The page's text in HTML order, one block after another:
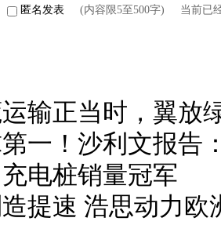
匿名发表 (内容限5至500字) 当前已
输正当时，翼放
一！沙利文报告
电桩销量冠军
提速 浩思动力